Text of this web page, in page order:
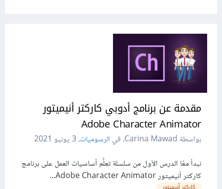
مقدمة عن برنامج أدوبي كاركتر أنيميتور
Adobe Character Animator
بواسطة Carina Mawad، في الرسوميات،3 يونيو 2021
نبدأ معًا الدرس الأول من سلسلة تعلُّم أساسيات العمل على برنامج
كاركتر أنيميتور Adobe Character Animator...